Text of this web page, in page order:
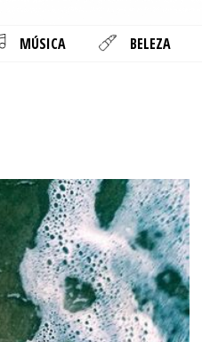
MÚSICA BELEZA